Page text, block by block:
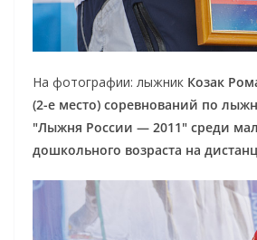
На фотографии: лыжник Козак
(2-е место) соревнований по
"Лыжня России — 2011" среди
дошкольного возраста на